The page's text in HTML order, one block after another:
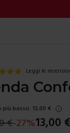
Leggi le
più basso: 13,00 €
€-27%13,00